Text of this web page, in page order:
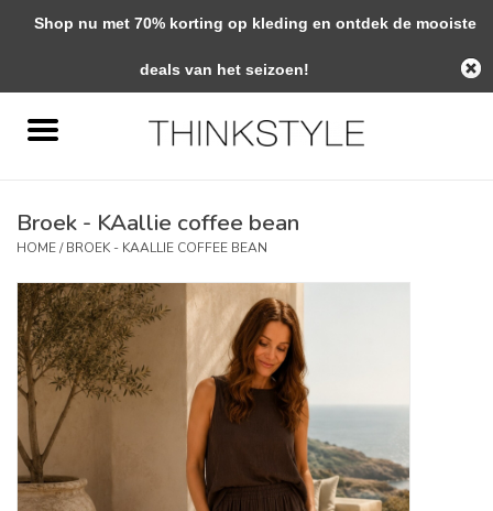
0 Artikelen - €0,00
Woondecoratie
Mode & Zo
Verzorging
Geschenken
Interieuradvies
Broek - KAallie coffee bean
HOME/BROEK - KAALLIE COFFEE BEAN
Shop nu met 70% korting op kleding en ontdek de mooiste
deals van het seizoen!